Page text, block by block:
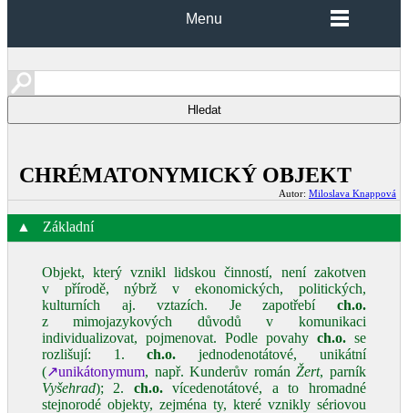
Menu
CHRÉMATONYMICKÝ OBJEKT
Autor: Miloslava Knappová
▲ Základní
Objekt, který vznikl lidskou činností, není zakotven
v přírodě, nýbrž v ekonomických, politických,
kulturních aj. vztazích. Je zapotřebí ch.o.
z mimojazykových důvodů v komunikaci
individualizovat, pojmenovat. Podle povahy ch.o.se
rozlišují: 1.ch.o. jednodenotátové, unikátní
(↗unikátonymum, např. Kunderův románŽert, parník
Vyšehrad); 2. ch.o.vícedenotátové, a to hromadné
stejnorodé objekty, zejména ty, které vznikly sériovou